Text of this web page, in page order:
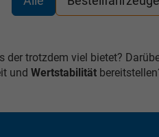
trotzdem viel bietet?
und Wertstabilität